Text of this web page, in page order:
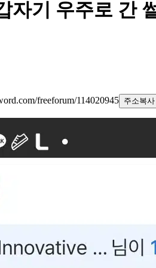
자기 우주로 간
freeforum/114020945 주소복사